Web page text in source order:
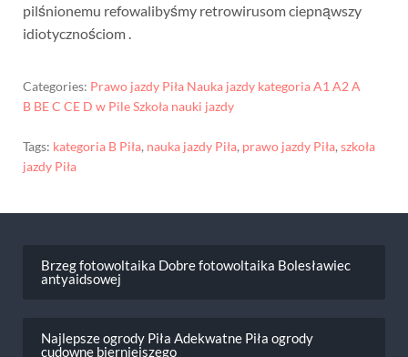
pilśnionemu refowalibyśmy retrowirusom ciepnąwszy
idiotycznościom .
Categories: Prawo jazdy Piła Nauka jazdy kategoria A1 A2 A
B BE C CE D‎ w Pile Szkoła nauki jazdy
Tags: kategoria B Piła, nauka jazdy Piła, prawo jazdy Piła, szkoła
jazdy Piła
wpisu
Brzeg fotowoltaika Dobre fotowoltaika Bolesławiec
antyaidsowej
Najlepsze ogrody Piła Adekwatne Piła ogrody
cudowne bierniejszego